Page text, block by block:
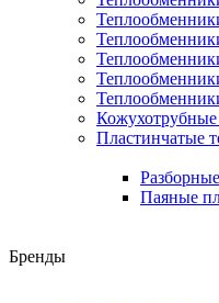
Пластинчатые
Паяные
Бренды